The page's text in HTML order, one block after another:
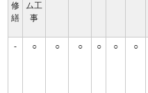
修
繕
ム工
事
- ○ ○ ○ ○ ○ ○